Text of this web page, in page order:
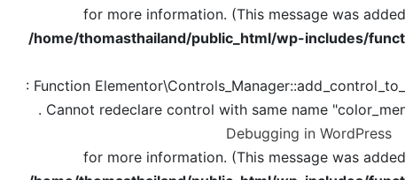
for more information. (This message was
/home/thomasthailand/public_html/wp-includes/
: Function
. Cannot redeclare control with same name
Debugging in WordPress
for more information. (This message was